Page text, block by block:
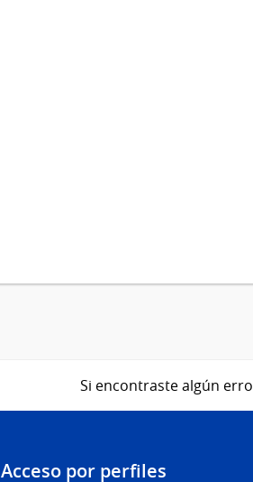
Si encontraste algún
Acceso por perfiles